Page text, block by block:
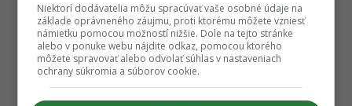
Niektorí dodávatelia môžu spracúvať vaše osobné údaje na
základe oprávneného záujmu, proti ktorému môžete vzniesť
námietku pomocou možností nižšie. Dole na tejto stránke
alebo v ponuke webu nájdite odkaz, pomocou ktorého
môžete spravovať alebo odvolať súhlas v nastaveniach
ochrany súkromia a súborov cookie.